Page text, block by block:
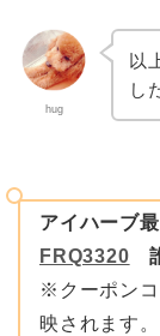
hug
以
し
アイハーブ
FRQ3320
※クーポンコ
映されます。